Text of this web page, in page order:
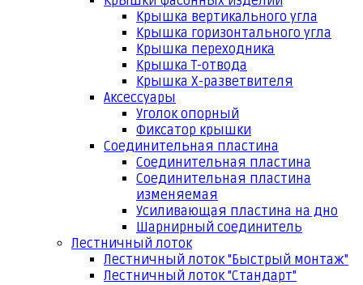
Крышка вертикального угла
Крышка горизонтального угла
Крышка переходника
Крышка Т-отвода
Крышка Х-разветвителя
Аксессуары
Уголок опорный
Фиксатор крышки
Соединительная пластина
Соединительная пластина
Соединительная пластина
изменяемая
Усиливающая пластина на дно
Шарнирный соединитель
Лестничный лоток
Лестничный лоток "Быстрый монтаж"
Лестничный лоток "Стандарт"